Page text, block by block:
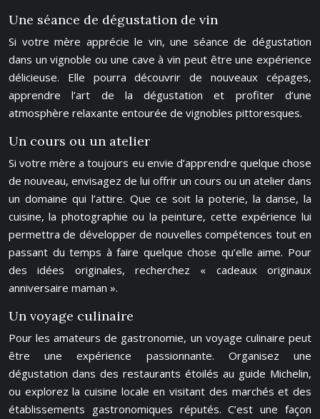
Une séance de dégustation de vin
Si votre mère apprécie le vin, une séance de dégustation
dans un vignoble ou une cave à vin peut être une expérience
délicieuse. Elle pourra découvrir de nouveaux cépages,
apprendre l’art de la dégustation et profiter d’une
atmosphère relaxante entourée de vignobles pittoresques.
Un cours ou un atelier
Si votre mère a toujours eu envie d’apprendre quelque chose
de nouveau, envisagez de lui offrir un cours ou un atelier dans
un domaine qui l’attire. Que ce soit la poterie, la danse, la
cuisine, la photographie ou la peinture, cette expérience lui
permettra de développer de nouvelles compétences tout en
passant du temps à faire quelque chose qu’elle aime. Pour
des idées originales, recherchez « cadeaux originaux
anniversaire maman ».
Un voyage culinaire
Pour les amateurs de gastronomie, un voyage culinaire peut
être une expérience passionnante. Organisez une
dégustation dans des restaurants étoilés au guide Michelin,
ou explorez la cuisine locale en visitant des marchés et des
établissements gastronomiques réputés. C’est une façon